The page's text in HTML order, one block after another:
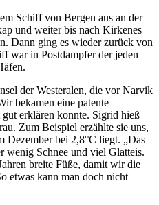
Schiff von Bergen aus an der
und weiter bis nach Kirkenes
Dann ging es wieder zurück von
war in Postdampfer der jeden
der Westeralen, die vor Narvik
bekamen eine patente
erklären konnte. Sigrid hieß
Zum Beispiel erzählte sie uns,
Dezember bei 2,8°C liegt.
Das
wenig Schnee und viel Glatteis.
breite Füße, damit wir die
etwas kann man doch nicht